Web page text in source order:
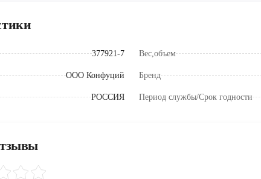
377921-7 Вес,объем
ООО Конфуций Бренд
РОССИЯ Период службы/Срок годности